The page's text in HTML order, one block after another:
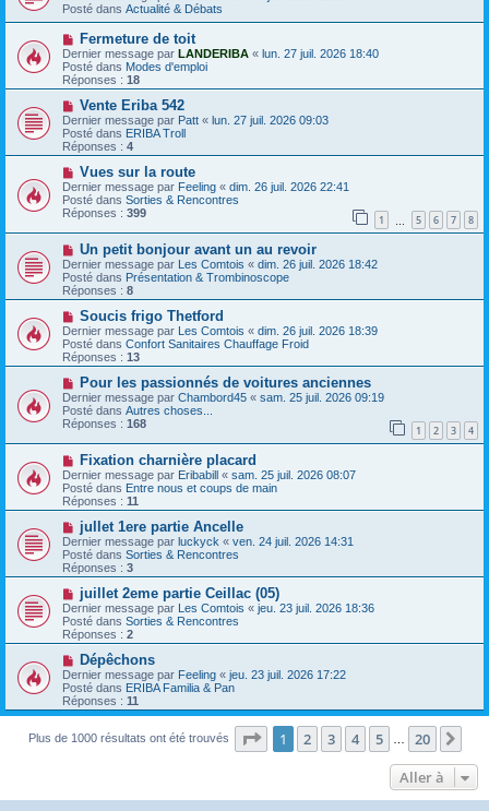
g
e
m
e
s
s
a
g
e
u
e
a
u
m
e
s
a
g
e
Posté dans Actualité & Débats
N
o
u
v
e
a
u
m
e
s
s
g
e
Fermeture de toit
Dernier message par LANDERIBA « lun. 27 juil. 2026 18:40
Posté dans Modes d'emploi
Réponses : 18
N
o
u
v
e
a
u
m
e
s
s
a
g
e
Vente Eriba 542
Dernier message par Patt « lun. 27 juil. 2026 09:03
Posté dans ERIBA Troll
Réponses : 4
N
o
u
v
e
a
u
m
e
s
s
a
g
e
Vues sur la route
Dernier message par Feeling « dim. 26 juil. 2026 22:41
Posté dans Sorties & Rencontres
Réponses : 399 1 5 6 7 8
N
o
u
v
e
a
u
m
e
s
s
a
g
e
Un petit bonjour avant un au revoir
Dernier message par Les Comtois « dim. 26 juil. 2026 18:42
Posté dans Présentation & Trombinoscope
Réponses : 8
N
o
u
v
e
a
u
m
e
s
s
a
g
e
Soucis frigo Thetford
Dernier message par Les Comtois « dim. 26 juil. 2026 18:39
Posté dans Confort Sanitaires Chauffage Froid
Réponses : 13
N
o
u
v
e
a
u
m
e
s
s
a
g
e
Pour les passionnés de voitures anciennes
Dernier message par Chambord45 « sam. 25 juil. 2026 09:19
Posté dans Autres choses...
Réponses : 168 1 2 3 4
N
o
u
v
e
a
u
m
e
s
s
a
g
e
Fixation charnière placard
Dernier message par Eribabill « sam. 25 juil. 2026 08:07
Posté dans Entre nous et coups de main
Réponses : 11
N
o
u
v
e
a
u
m
e
s
s
a
g
e
jullet 1ere partie Ancelle
Dernier message par luckyck « ven. 24 juil. 2026 14:31
Posté dans Sorties & Rencontres
Réponses : 3
N
o
u
v
e
a
u
m
e
s
a
juillet 2eme partie Ceillac (05)
Dernier message par Les Comtois « jeu. 23 juil. 2026 18:36
Posté dans Sorties & Rencontres
Réponses : 2
N
o
u
v
e
u
a
Dépêchons
Dernier message par Feeling « jeu. 23 juil. 2026 17:22
Posté dans ERIBA Familia & Pan
Réponses : 11
Plus de 1000 résultats ont été trouvés Page 1sur20
1 2 3 4 5 20
Aller à